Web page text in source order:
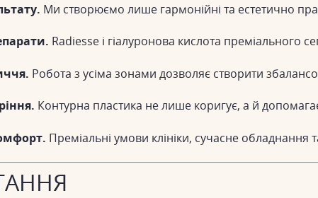
Ми створюємо лише гармонійні та естетично
Radiesse і гіалуронова кислота преміального
Робота з усіма зонами дозволяє створити
Контурна пластика не лише коригує, а й
Преміальні умови клініки, сучасне обладнання